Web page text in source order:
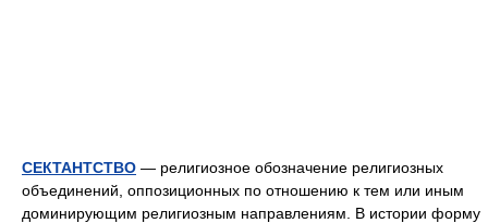
СЕКТАНТСТВО — религиозное обозначение религиозных
объединений, оппозиционных по отношению к тем или иным
доминирующим религиозным направлениям. В истории форму